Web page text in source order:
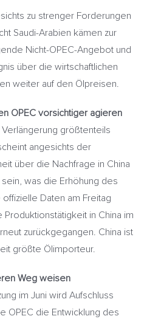
zu strenger Forderungen
Saudi-Arabien kämen zur
Nicht-OPEC-Angebot und
über die wirtschaftlichen
weiter auf den Ölpreisen.
OPEC vorsichtiger agieren
größtenteils
angesichts der
über die Nachfrage in China
was die Erhöhung des
Daten am Freitag
in China im
zurückgegangen. China ist
größte Ölimporteur.
Weg weisen
im Juni wird Aufschluss
OPEC die Entwicklung des